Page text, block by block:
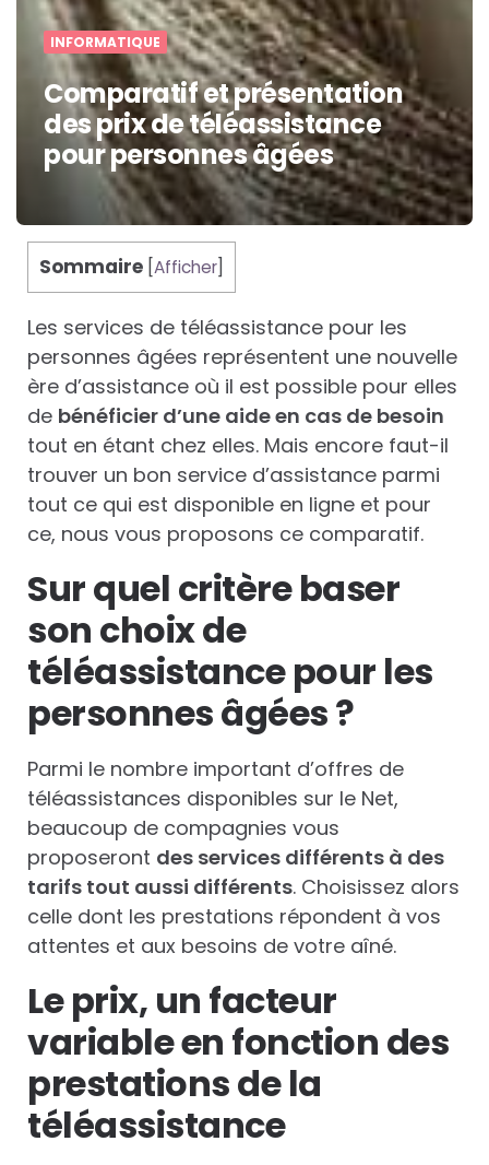
INFORMATIQUE
Comparatif et présentation
des prix de téléassistance
pour personnes âgées
Sommaire [Afficher]
Les services de téléassistance pour les
personnes âgées représentent une nouvelle
ère d’assistance où il est possible pour elles
de bénéficier d’une aide en cas de besoin
tout en étant chez elles. Mais encore faut-il
trouver un bon service d’assistance parmi
tout ce qui est disponible en ligne et pour
ce, nous vous proposons ce comparatif.
Sur quel critère baser
son choix de
téléassistance pour les
personnes âgées ?
Parmi le nombre important d’offres de
téléassistances disponibles sur le Net,
beaucoup de compagnies vous
proposeront des services différents à des
tarifs tout aussi différents. Choisissez alors
celle dont les prestations répondent à vos
attentes et aux besoins de votre aîné.
Le prix, un facteur
variable en fonction des
prestations de la
téléassistance